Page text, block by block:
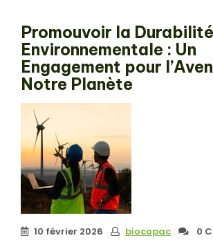
Promouvoir la Durabilité
Environnementale : Un
Engagement pour
Notre Planète
10 février 2026 biocopac 0